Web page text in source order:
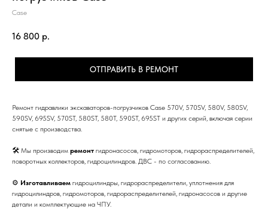
Case
16 800 р.
ОТПРАВИТЬ В РЕМОНТ
Ремонт гидравлики экскаваторов-погрузчиков Case 570V, 570SV, 580V, 580SV,
590SV, 695SV, 570ST, 580ST, 580T, 590ST, 695ST и других серий, включая серии
снятые с производства.
🛠 Мы производим ремонт гидронасосов, гидромоторов, гидрораспределителей,
поворотных коллекторов, гидроцилиндров. ДВС - по согласованию.
⚙ Изготавливаем гидроцилиндры, гидрораспределители, уплотнения для
гидроцилиндров, гидромоторов, гидрораспределителей, гидронасосов и другие
детали и комплектующие на ЧПУ.